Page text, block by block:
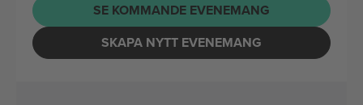
SE KOMMANDE EVENEMANG
SKAPA NYTT EVENEMANG